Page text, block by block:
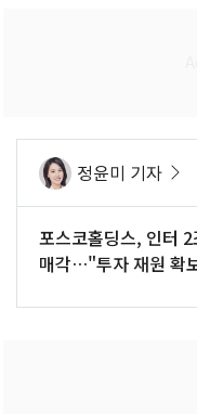
정윤미 기자
포스코홀딩스, 인터
매각…"투자 재원 확